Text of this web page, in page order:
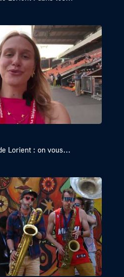
Lorient : on vous...